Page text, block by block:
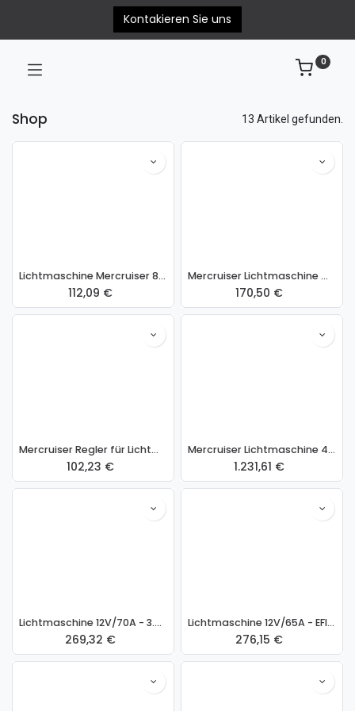
Kontakieren Sie uns
0
Shop 13 Artikel gefunden.
Lichtmaschine Mercruiser 863077T 12V- 70A
112,09 €
Mercruiser Lichtmaschine MCM/CMD 1.7L
170,50 €
Mercruiser Regler für Lichtmaschine 42785
102,23 €
Mercruiser Lichtmaschine 470/224 3.7L Umbausatz
1.231,61 €
Lichtmaschine 12V/70A - 3.0L ab 1999
269,32 €
Lichtmaschine 12V/65A - EFI & Diesel
276,15 €